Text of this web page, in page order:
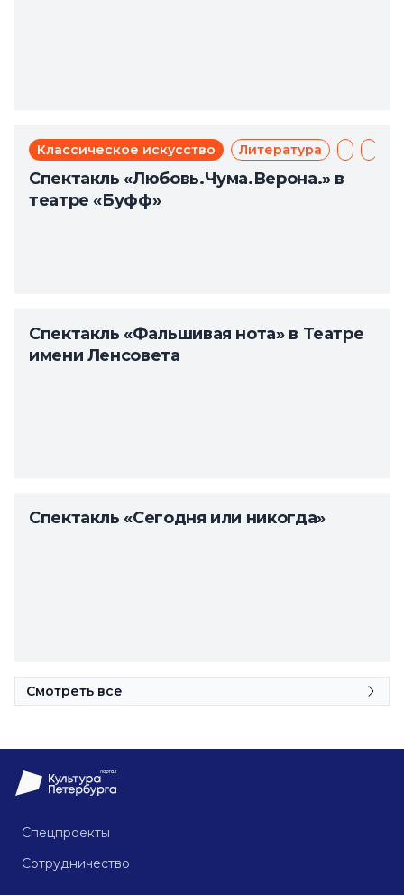
Классическое искусство Литература Мюзикл
Спектакль «Любовь.Чума.Верона.» в
театре «Буфф»
Спектакль «Фальшивая нота» в Театре
имени Ленсовета
Спектакль «Сегодня или никогда»
Смотреть все
Спецпроекты
Сотрудничество